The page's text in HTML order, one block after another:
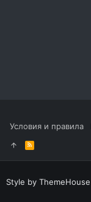
Условия и правила
R
S
S
Style by ThemeHouse